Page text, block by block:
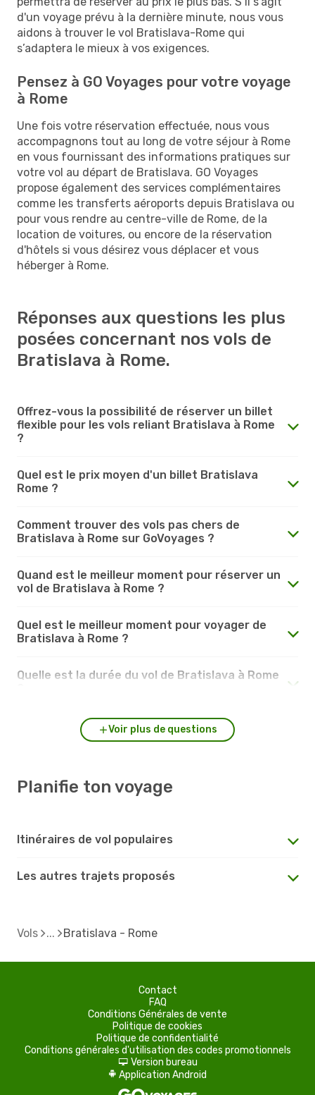
d'un voyage prévu à la dernière minute, nous vous
aidons à trouver le vol Bratislava-Rome qui
s’adaptera le mieux à vos exigences.
Pensez à GO Voyages pour votre voyage
à Rome
Une fois votre réservation effectuée, nous vous
accompagnons tout au long de votre séjour à Rome
en vous fournissant des informations pratiques sur
votre vol au départ de Bratislava. GO Voyages
propose également des services complémentaires
comme les transferts aéroports depuis Bratislava ou
pour vous rendre au centre-ville de Rome, de la
location de voitures, ou encore de la réservation
d'hôtels si vous désirez vous déplacer et vous
héberger à Rome.
Réponses aux questions les plus
posées concernant nos vols de
Bratislava à Rome.
Offrez-vous la possibilité de réserver un billet
flexible pour les vols reliant Bratislava à Rome
?
Quel est le prix moyen d'un billet Bratislava
Rome ?
Comment trouver des vols pas chers de
Bratislava à Rome sur GoVoyages ?
Quand est le meilleur moment pour réserver un
vol de Bratislava à Rome ?
Quel est le meilleur moment pour voyager de
Bratislava à Rome ?
Quelle est la durée du vol de Bratislava à Rome
Voir plus de questions
Planifie ton voyage
Itinéraires de vol populaires
Les autres trajets proposés
Vols Bratislava - Rome
Contact
FAQ
Conditions Générales de vente
Politique de cookies
Politique de confidentialité
Conditions générales d'utilisation des codes promotionnels
d Version bureau
A Application Android